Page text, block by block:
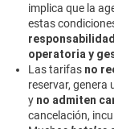
implica que la
estas
responsabilidad
operatoria y
Las tarifas no
reservar, genera
y no admiten
cancelación,